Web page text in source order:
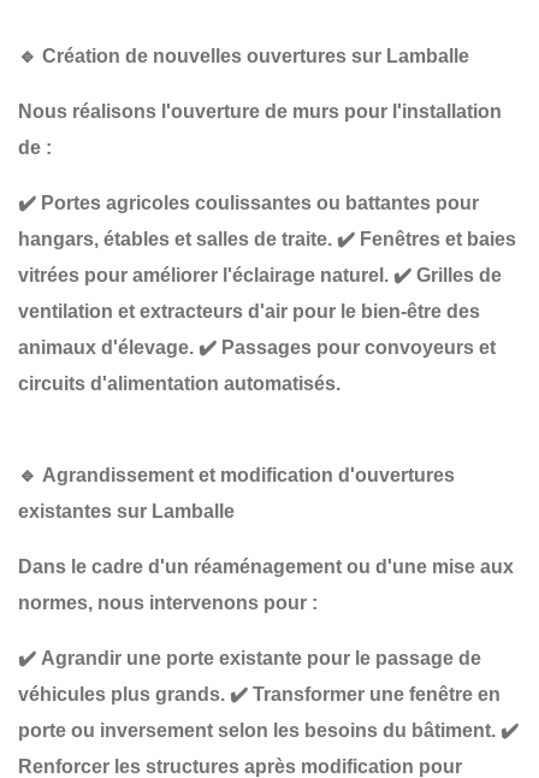
🔹 Création de nouvelles ouvertures sur Lamballe
Nous réalisons l'ouverture de murs pour l'installation
de :
✔️ Portes agricoles coulissantes ou battantes pour
hangars, étables et salles de traite. ✔️ Fenêtres et baies
vitrées pour améliorer l'éclairage naturel. ✔️ Grilles de
ventilation et extracteurs d'air pour le bien-être des
animaux d'élevage. ✔️ Passages pour convoyeurs et
circuits d'alimentation automatisés.
🔹 Agrandissement et modification d'ouvertures
existantes sur Lamballe
Dans le cadre d'un réaménagement ou d'une mise aux
normes, nous intervenons pour :
✔️ Agrandir une porte existante pour le passage de
véhicules plus grands. ✔️ Transformer une fenêtre en
porte ou inversement selon les besoins du bâtiment. ✔️
Renforcer les structures après modification pour